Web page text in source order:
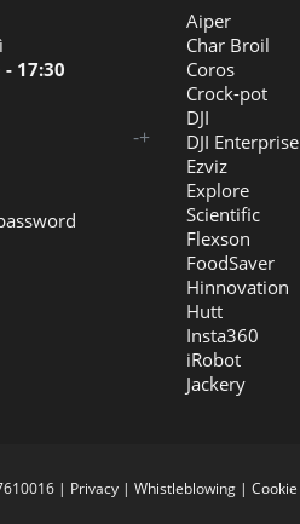
- 17:30
+
-
Aiper
Char Broil
Coros
Crock-pot
DJI
DJI Enterprise
Ezviz
Explore
Scientific
Flexson
FoodSaver
Hinnovation
Hutt
Insta360
iRobot
Jackery
| Privacy | Whistleblowing | Cookie